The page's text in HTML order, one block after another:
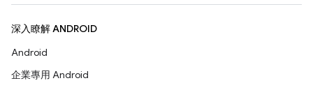
深入瞭解 ANDROID
Android
企業專用 Android